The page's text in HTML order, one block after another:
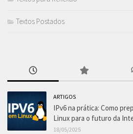
Textos Postados
ARTIGOS
IPv6 na prática: Como
Linux para o futuro da
18/05/2025